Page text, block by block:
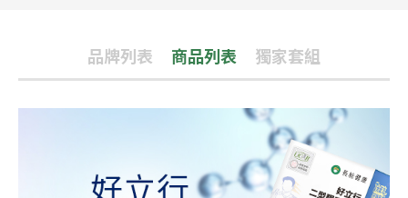
品牌列表 商品列表 獨家套組